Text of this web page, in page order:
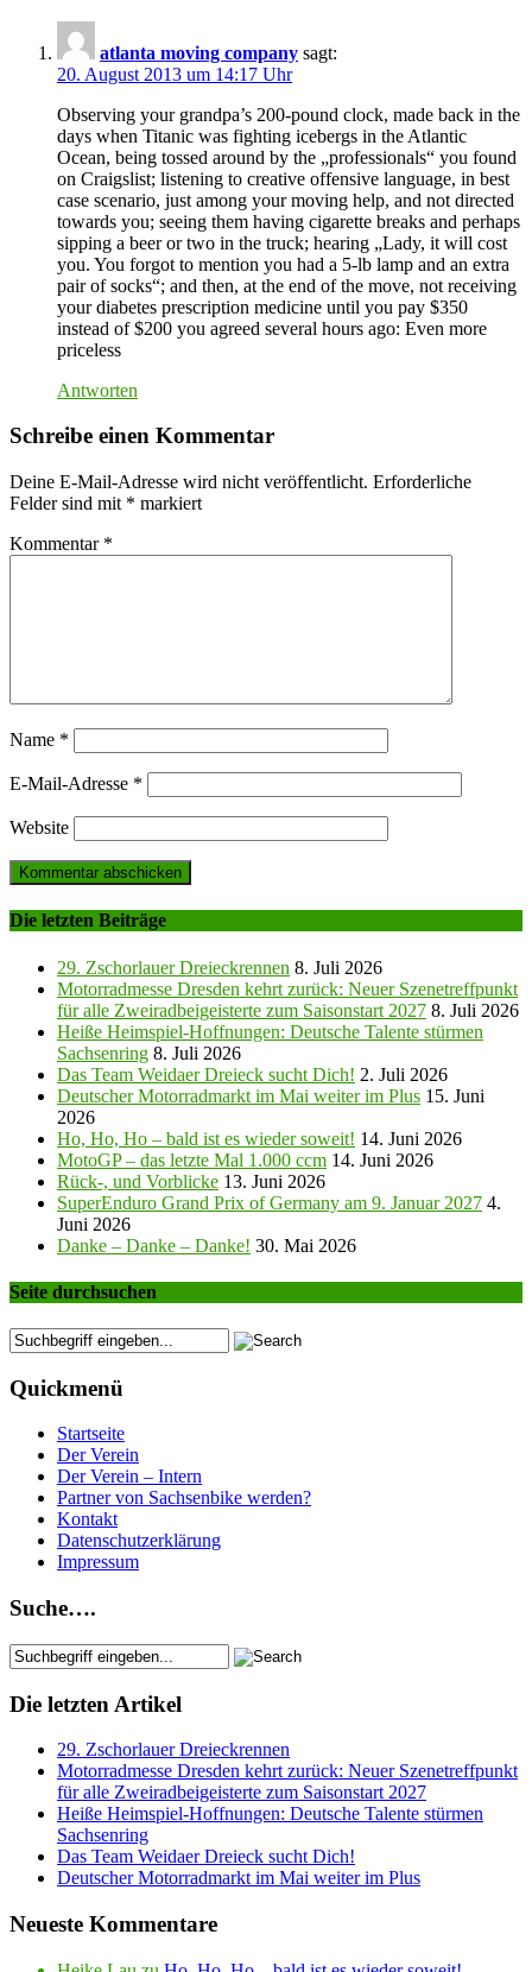
atlanta moving company sagt:
20. August 2013 um 14:17 Uhr
Observing your grandpa’s 200-pound clock, made back in the
days when Titanic was fighting icebergs in the Atlantic
Ocean, being tossed around by the „professionals“ you found
on Craigslist; listening to creative offensive language, in best
case scenario, just among your moving help, and not directed
towards you; seeing them having cigarette breaks and perhaps
sipping a beer or two in the truck; hearing „Lady, it will cost
you. You forgot to mention you had a 5-lb lamp and an extra
pair of socks“; and then, at the end of the move, not receiving
your diabetes prescription medicine until you pay $350
instead of $200 you agreed several hours ago: Even more
priceless
Antworten
Schreibe einen Kommentar
Deine E-Mail-Adresse wird nicht veröffentlicht. Erforderliche
Felder sind mit * markiert
Kommentar *
Name *
E-Mail-Adresse *
Website
Die letzten Beiträge
29. Zschorlauer Dreieckrennen 8. Juli 2026
Motorradmesse Dresden kehrt zurück: Neuer Szenetreffpunkt
für alle Zweiradbeigeisterte zum Saisonstart 2027 8. Juli 2026
Heiße Heimspiel-Hoffnungen: Deutsche Talente stürmen
Sachsenring 8. Juli 2026
Das Team Weidaer Dreieck sucht Dich! 2. Juli 2026
Deutscher Motorradmarkt im Mai weiter im Plus 15. Juni
2026
Ho, Ho, Ho – bald ist es wieder soweit! 14. Juni 2026
MotoGP – das letzte Mal 1.000 ccm 14. Juni 2026
Rück-, und Vorblicke 13. Juni 2026
SuperEnduro Grand Prix of Germany am 9. Januar 2027 4.
Juni 2026
Danke – Danke – Danke! 30. Mai 2026
Seite durchsuchen
Quickmenü
Startseite
Der Verein
Der Verein – Intern
Partner von Sachsenbike werden?
Kontakt
Datenschutzerklärung
Impressum
Suche….
Die letzten Artikel
29. Zschorlauer Dreieckrennen
Motorradmesse Dresden kehrt zurück: Neuer Szenetreffpunkt
für alle Zweiradbeigeisterte zum Saisonstart 2027
Heiße Heimspiel-Hoffnungen: Deutsche Talente stürmen
Sachsenring
Das Team Weidaer Dreieck sucht Dich!
Deutscher Motorradmarkt im Mai weiter im Plus
Neueste Kommentare